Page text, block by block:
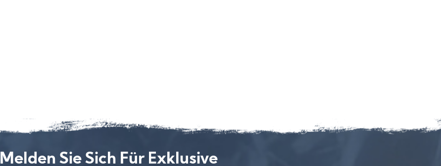
Melden Sie Sich Für Exklusive